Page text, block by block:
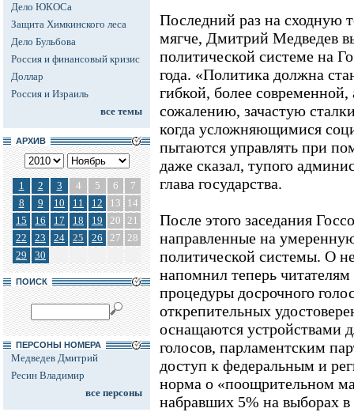
Дело ЮКОСа
Защита Химкинского леса
Дело Бульбова
Россия и финансовый кризис
Доллар
Россия и Израиль
все темы
АРХИВ
1 2 3 4 5 6
7
8
9 10 11 12 13
14
15
16 17 18 19 20 21
22
23 24 25 26 27 28
29
30
ПОИСК
ПЕРСОНЫ НОМЕРА
Медведев Дмитрий
Ресин Владимир
все персоны
Последний раз на сходную
мягче, Дмитрий Медведев
политической системе на
года. «Политика должна
гибкой, более
сожалению, зачастую
когда усложняющимися
пытаются управлять при
даже сказал, тупого
глава государства.
После этого заседания
направленные на
политической системы. О
напомнил теперь
процедуры досрочного
открепительных
оснащаются устройствами
голосов, парламентским
доступ к федеральным и
норма о «поощрительном
набравших 5% на выборах в